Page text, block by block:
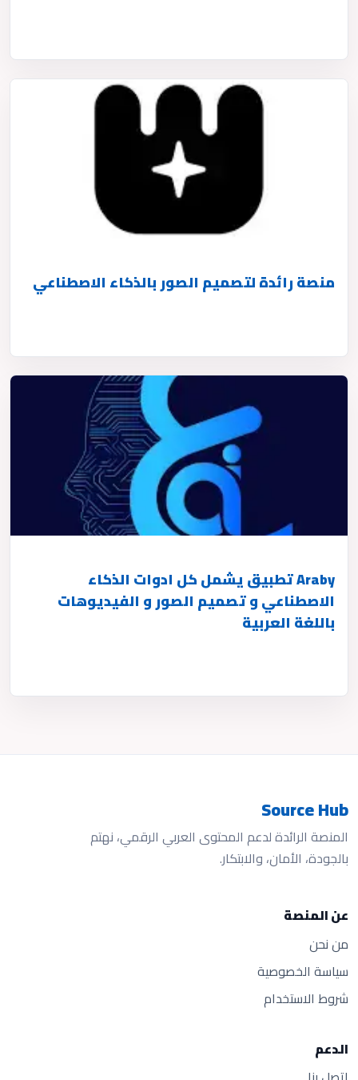
منصة رائدة لتصميم الصور بالذكاء الاصطناعي
Araby تطبيق يشمل كل ادوات الذكاء
الاصطناعي و تصميم الصور و الفيديوهات
باللغة العربية
Source Hub
المنصة الرائدة لدعم المحتوى العربي الرقمي، نهتم
بالجودة، الأمان، والابتكار.
عن المنصة
من نحن
سياسة الخصوصية
شروط الاستخدام
الدعم